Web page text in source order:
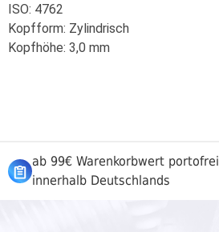
ISO: 4762
Kopfform: Zylindrisch
Kopfhöhe: 3,0 mm
ab 99€ Warenkorbwert portofrei
innerhalb Deutschlands